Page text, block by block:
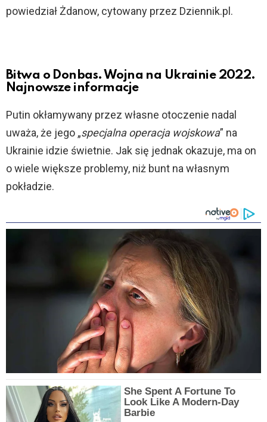
powiedział Żdanow, cytowany przez Dziennik.pl.
Bitwa o Donbas. Wojna na Ukrainie 2022.
Najnowsze informacje
Putin okłamywany przez własne otoczenie nadal
uważa, że jego „specjalna operacja wojskowa” na
Ukrainie idzie świetnie. Jak się jednak okazuje, ma on
o wiele większe problemy, niż bunt na własnym
pokładzie.
She Spent A Fortune To
Look Like A Modern-Day
Barbie